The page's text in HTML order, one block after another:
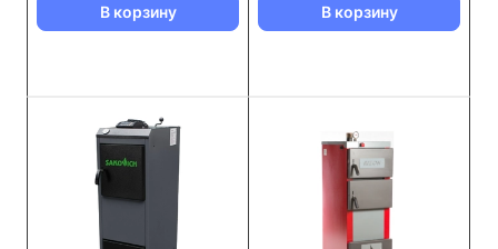
В корзину В корзину